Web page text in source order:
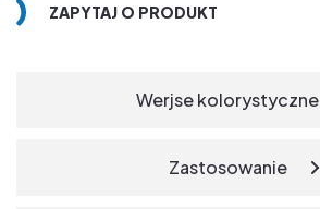
ZAPYTAJ O PRODUKT
Werjse kolorystyczne
Zastosowanie